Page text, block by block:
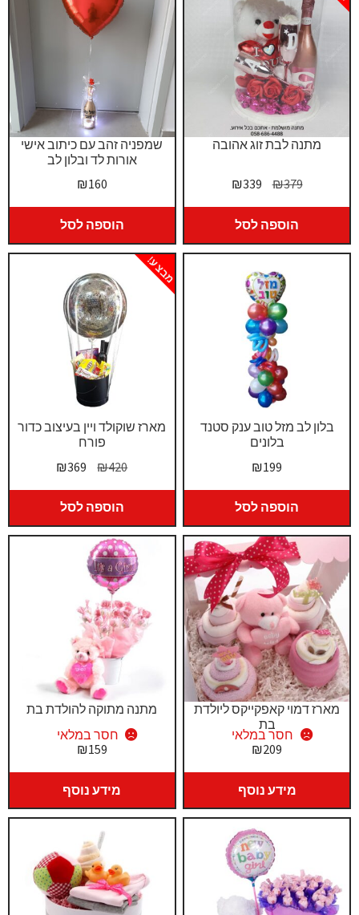
שמפניה זהב עם כיתוב אישי
אורות לד ובלון לב
₪160
הוספה לסל
מתנה לבת זוג אהובה
₪379
המחיר
המקורי
היה:
₪379.
₪339
הנוכחי
₪339.
הוספה לסל
מארז שוקולד ויין בעיצוב כדור
פורח
מבצע!
₪420
המחיר
היה:
₪420.
₪369
המחיר
₪369.
הוספה לסל
בלון לב מזל טוב ענק סטנד
בלונים
₪199
הוספה לסל
מתנה מתוקה להולדת בת
חסר במלאי
₪159
מידע נוסף
מארז דמוי קאפקייקס ליולדת
בת
חסר במלאי
₪209
מידע נוסף